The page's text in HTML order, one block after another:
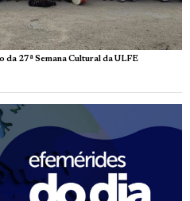
27ª Semana Cultural da ULFE